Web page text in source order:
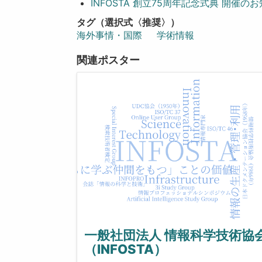
INFOSTA 創立75周年記念式典 開催のお
タグ（選択式〈推奨〉）
海外事情・国際
学術情報
関連ポスター
一般社団法人 情報科学技術協
（INFOSTA）